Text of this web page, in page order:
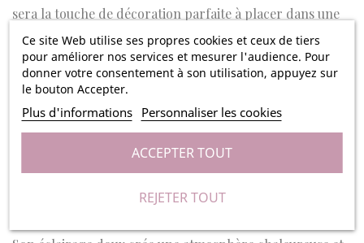
Ce site Web utilise ses propres cookies et ceux de tiers
pour améliorer nos services et mesurer l'audience. Pour
donner votre consentement à son utilisation, appuyez sur
le bouton Accepter.
Plus d'informations Personnaliser les cookies
REJETER TOUT
ACCEPTER TOUT
sera la touche de décoration parfaite à placer dans une
chambre ou un salon. Avec elle, vous pouvez créer une
atmosphère unique. Pour lire, jouer, endormir cette
lampe sphérique transparente sera alors le cadeau
parfait pour les fans de jeux vidéo.
une lumière irisée et vive qui transforme
couleurs et d'ambiances.